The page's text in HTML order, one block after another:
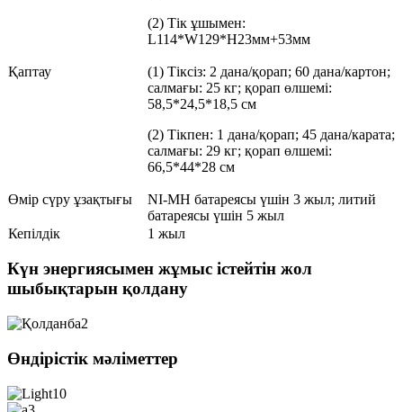
(2) Тік ұшымен:
L114*W129*H23мм+53мм
Қаптау
(1) Тіксіз: 2 дана/қорап; 60 дана/картон;
салмағы: 25 кг; қорап өлшемі:
58,5*24,5*18,5 см
(2) Тікпен: 1 дана/қорап; 45 дана/карата;
салмағы: 29 кг; қорап өлшемі:
66,5*44*28 см
Өмір сүру ұзақтығы
NI-MH батареясы үшін 3 жыл; литий
батареясы үшін 5 жыл
Кепілдік
1 жыл
Күн энергиясымен жұмыс істейтін жол
шыбықтарын қолдану
Өндірістік мәліметтер